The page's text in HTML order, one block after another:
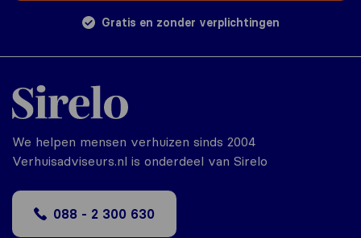
Gratis en zonder verplichtingen
We helpen mensen verhuizen sinds 2004
Verhuisadviseurs.nl is onderdeel van Sirelo
088 - 2 300 630